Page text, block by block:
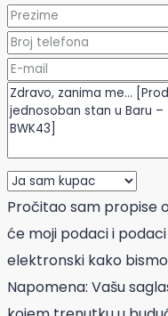
Pročitao sam propise
će moji podaci i
elektronski kako
Napomena: Vašu